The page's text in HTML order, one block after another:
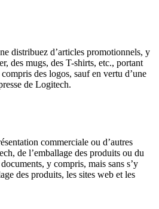
distribuez d’articles promotionnels, y
des mugs, des T-shirts, etc., portant
des logos, sauf en vertu d’une
de Logitech.
commerciale ou d’autres
de l’emballage des produits ou du
y compris, mais sans s’y
des produits, les sites web et les